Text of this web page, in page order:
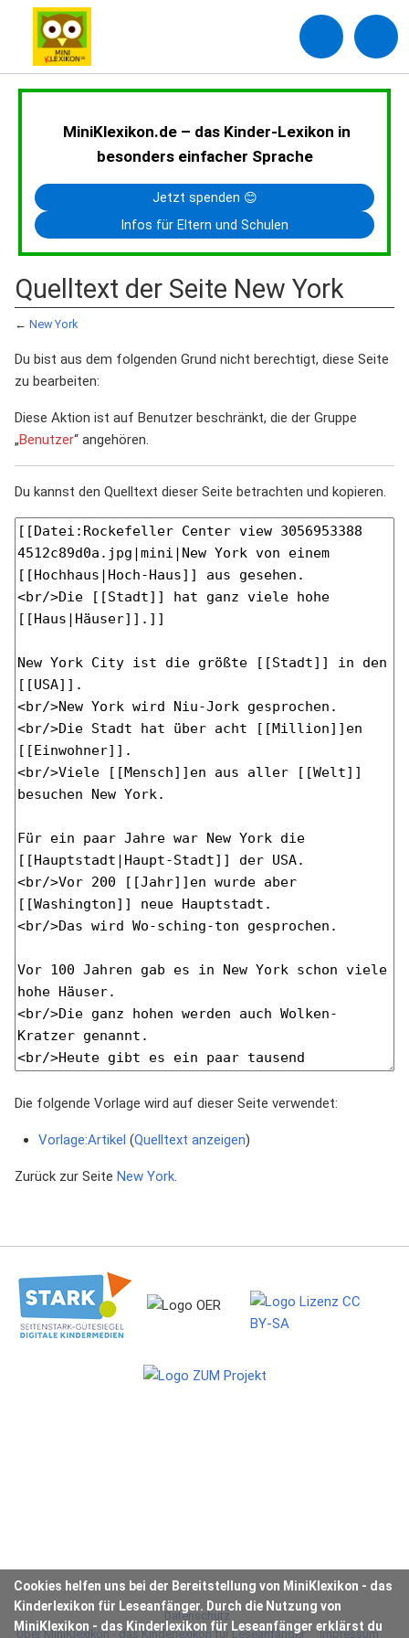
MiniKlexikon.de – das Kinder-Lexikon in
besonders einfacher Sprache
Jetzt spenden 😊
Infos für Eltern und Schulen
Quelltext der Seite New York
← New York
Du bist aus dem folgenden Grund nicht berechtigt, diese Seite
zu bearbeiten:
Diese Aktion ist auf Benutzer beschränkt, die der Gruppe
„Benutzer“ angehören.
Du kannst den Quelltext dieser Seite betrachten und kopieren.
Die folgende Vorlage wird auf dieser Seite verwendet:
Vorlage:Artikel (Quelltext anzeigen)
Zurück zur Seite New York
Cookies helfen uns bei der Bereitstellung von MiniKlexikon - das
Kinderlexikon für Leseanfänger. Durch die Nutzung von
MiniKlexikon - das Kinderlexikon für Leseanfänger erklärst du
Datenschutz
Über MiniKlexikon - das Kinderlexikon für Leseanfänger
Impressum